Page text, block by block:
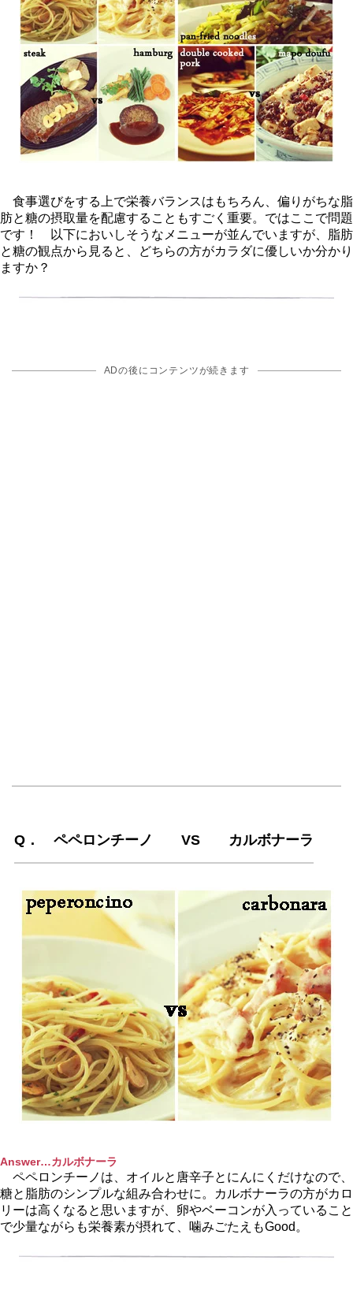
食事選びをする上で栄養バランスはもちろん、偏りがちな脂
肪と糖の摂取量を配慮することもすごく重要。ではここで問題
です！ 以下においしそうなメニューが並んでいますが、脂肪
と糖の観点から見ると、どちらの方がカラダに優しいか分かり
ますか？
ADの後にコンテンツが続きます
Q． ペペロンチーノ VS カルボナーラ
Answer…カルボナーラ
ペペロンチーノは、オイルと唐辛子とにんにくだけなので、
糖と脂肪のシンプルな組み合わせに。カルボナーラの方がカロ
リーは高くなると思いますが、卵やベーコンが入っていること
で少量ながらも栄養素が摂れて、噛みごたえもGood。